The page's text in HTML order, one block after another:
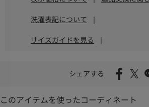
洗濯表記について |
サイズガイドを見る |
シェアする
このアイテムを使ったコーディネート